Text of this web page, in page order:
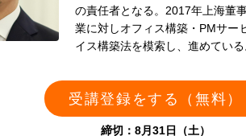
の責任者となる。2017年上海董
業に対しオフィス構築・PMサー
イス構築法を模索し、進めている
受講登録をする（無料）
締切：8月31日（土）